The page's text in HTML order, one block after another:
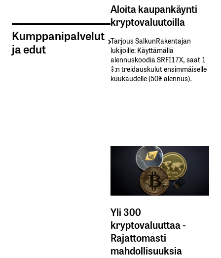
Kumppanipalvelut
ja edut
Aloita kaupankäynti
kryptovaluutoilla
Tarjous SalkunRakentajan
lukijoille: Käyttämällä​ ​
alennuskoodia​ ​SRFI17X,​ ​saat​ ​1
%:n treidauskulut​ ​ensimmäiselle​ ​
kuukaudelle​ ​(50%​ ​alennus).
Yli 300
kryptovaluuttaa -
Rajattomasti
mahdollisuuksia